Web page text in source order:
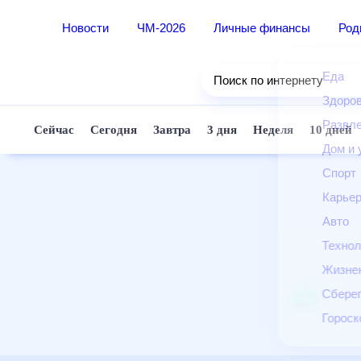
Новости ЧМ-2026 Личные финансы
Еда
Дом
Спорт
Авто
Поиск по интернету
Сейчас Сегодня Завтра 3 дня Неделя 10